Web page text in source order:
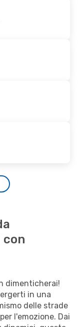
con
dimenticherai!
in una
delle strade
l'emozione. Dai